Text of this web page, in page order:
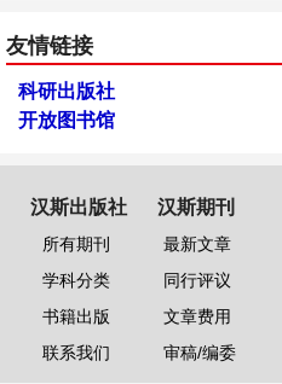
友情链接
科研出版社
开放图书馆
汉斯出版社
所有期刊
学科分类
书籍出版
联系我们
汉斯期刊
最新文章
同行评议
文章费用
审稿/编委